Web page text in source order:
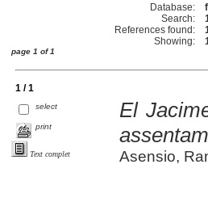
Database:
Search:
References found:
Showing:
page 1 of 1
1 / 1
select
print
Text complet
El
Asensio,